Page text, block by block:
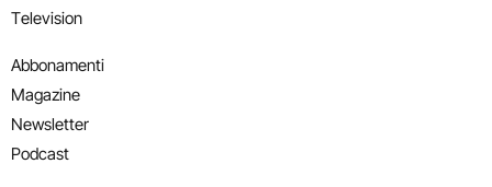
Television
Abbonamenti
Magazine
Newsletter
Podcast